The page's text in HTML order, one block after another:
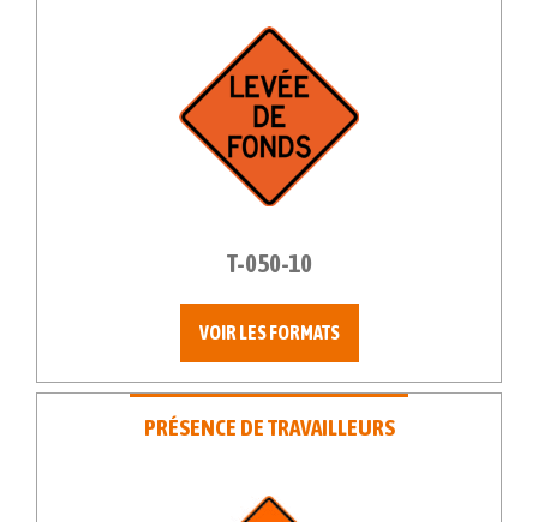
T-050-10
VOIR LES FORMATS
PRÉSENCE DE TRAVAILLEURS